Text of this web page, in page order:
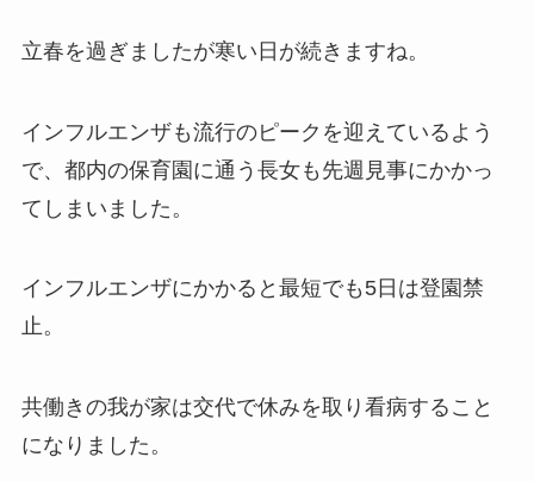
立春を過ぎましたが寒い日が続きますね。
インフルエンザも流行のピークを迎えているよう
で、都内の保育園に通う長女も先週見事にかかっ
てしまいました。
インフルエンザにかかると最短でも5日は登園禁
止。
共働きの我が家は交代で休みを取り看病すること
になりました。